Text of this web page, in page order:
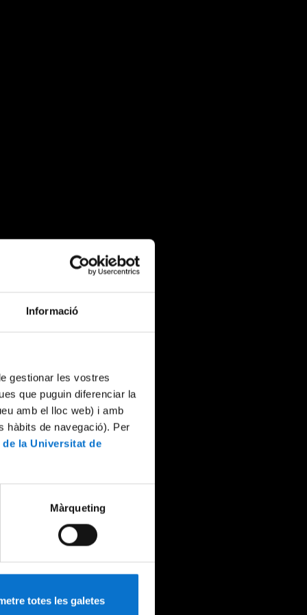
Informació
gestionar les vostres
que puguin diferenciar la
amb el lloc web) i amb
hàbits de navegació). Per
la Universitat de
Màrqueting
totes les galetes